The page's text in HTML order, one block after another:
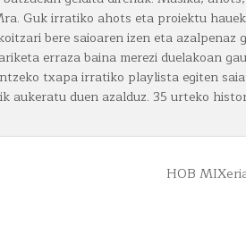
Guk irratiko ahots eta proiektu
bere saioaren izen eta azalpenaz
erraza baina merezi duelakoan
txapa irratiko playlista egiten
aukeratu duen azalduz. 35 urteko
HOB